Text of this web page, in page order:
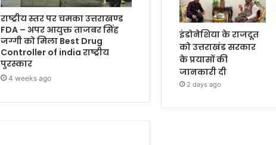
राष्ट्रीय स्तर पर चमका उत्तराखण्ड
FDA – अपर आयुक्त ताजबर सिंह
जग्गी को मिला Best Drug
Controller of india राष्ट्रीय
पुरस्कार
4 weeks ago
इंडोनेशिया के राजदूत
को उत्तराखंड सरकार
के प्रयासों की
जानकारी दी
2 days ago